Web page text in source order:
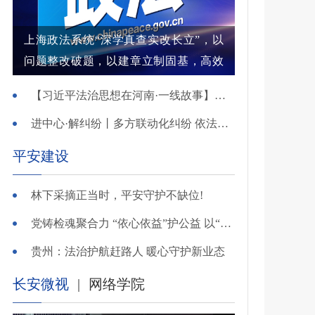
上海政法系统“深学真查实改长立”，以
问题整改破题，以建章立制固基，高效
【习近平法治思想在河南·一线故事】河南省新乡市红旗区：高能效治理的“洪门密码”
进中心·解纠纷丨多方联动化纠纷 依法调解护农耕
平安建设
林下采摘正当时，平安守护不缺位!
党铸检魂聚合力 “依心依益”护公益 以“四融”路径引领多元共治
贵州：法治护航赶路人 暖心守护新业态
长安微视 | 网络学院